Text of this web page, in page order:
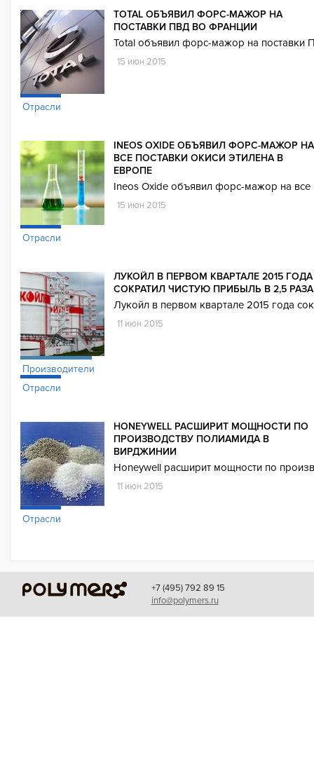
Отрасли
TOTAL ОБЪЯВИЛ ФОРС-МАЖОР НА
ПОСТАВКИ ПВД ВО ФРАНЦИИ
Total объявил форс-мажор на поставки
15 июн 2015
Отрасли
INEOS OXIDE ОБЪЯВИЛ ФОРС-МАЖОР НА
ВСЕ ПОСТАВКИ ОКИСИ ЭТИЛЕНА В
ЕВРОПЕ
Ineos Oxide объявил форс-мажор на все
15 июн 2015
Производители
Отрасли
ЛУКОЙЛ В ПЕРВОМ КВАРТАЛЕ 2015 ГОДА
СОКРАТИЛ ЧИСТУЮ ПРИБЫЛЬ В 2,5 РАЗА
Лукойл в первом квартале 2015 года
11 июн 2015
Отрасли
HONEYWELL РАСШИРИТ МОЩНОСТИ ПО
ПРОИЗВОДСТВУ ПОЛИАМИДА В
ВИРДЖИНИИ
Honeywell расширит мощности по
11 июн 2015
+7 (495) 792 89 15
info@polymers.ru